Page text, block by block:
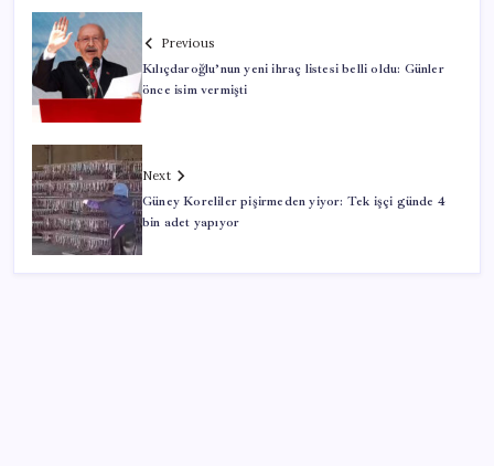
Previous
Kılıçdaroğlu’nun yeni ihraç listesi belli oldu: Günler
önce isim vermişti
Next
Güney Koreliler pişirmeden yiyor: Tek işçi günde 4
bin adet yapıyor